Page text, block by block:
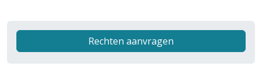
Rechten aanvragen